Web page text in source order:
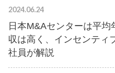
2024.06.24
日本M&Aセンターは平
収は高く、インセンティ
社員が解説